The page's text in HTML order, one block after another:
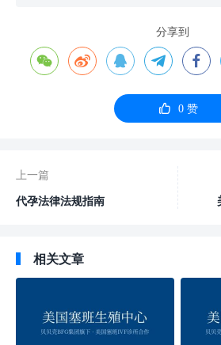
分享到
    
 0赞
上一篇
代孕法律法规指南
相关文章